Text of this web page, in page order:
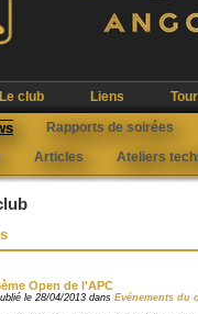
Le club Liens
Rapports de soirées
Articles Ateliers
Open de l'APC
le 28/04/2013 dans Evénements du